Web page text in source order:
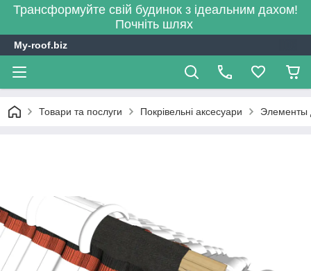
Трансформуйте свій будинок з ідеальним дахом!
Почніть шлях
My-roof.biz
Товари та послуги Покрівельні аксесуари Элементы